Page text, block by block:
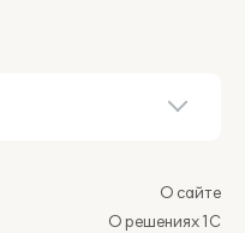
О сайте
О решениях 1С